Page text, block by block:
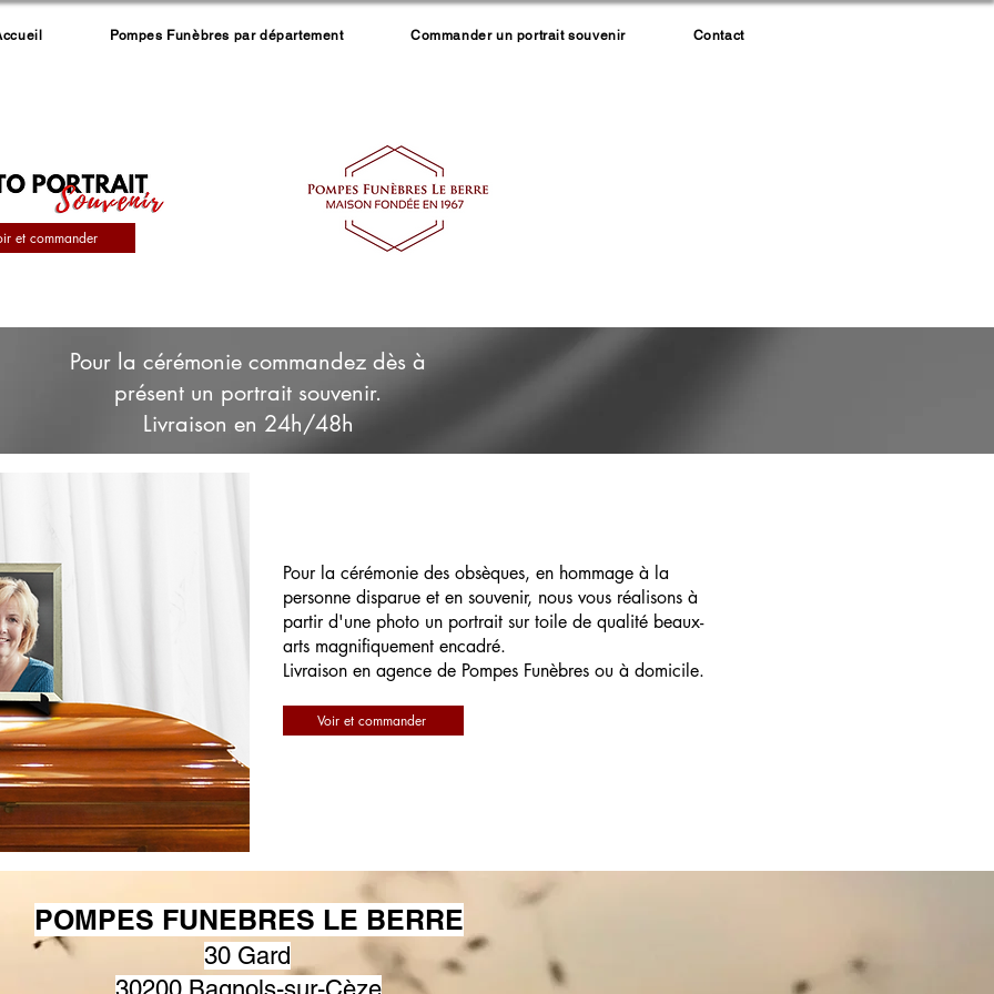
Pompes Funèbres par département Commander un portrait souvenir Contact
et commander
Pour la cérémonie commandez dès à
présent un portrait souvenir.
Livraison en 24h/48h
Pour la cérémonie des obsèques, en hommage à la
personne disparue et en souvenir, nous vous réalisons à
partir d'une photo un portrait sur toile de qualité beaux-
arts magnifiquement encadré.
Livraison en agence de Pompes Funèbres ou à domicile.
Voir et commander
POMPES FUNEBRES LE BERRE
30 Gard